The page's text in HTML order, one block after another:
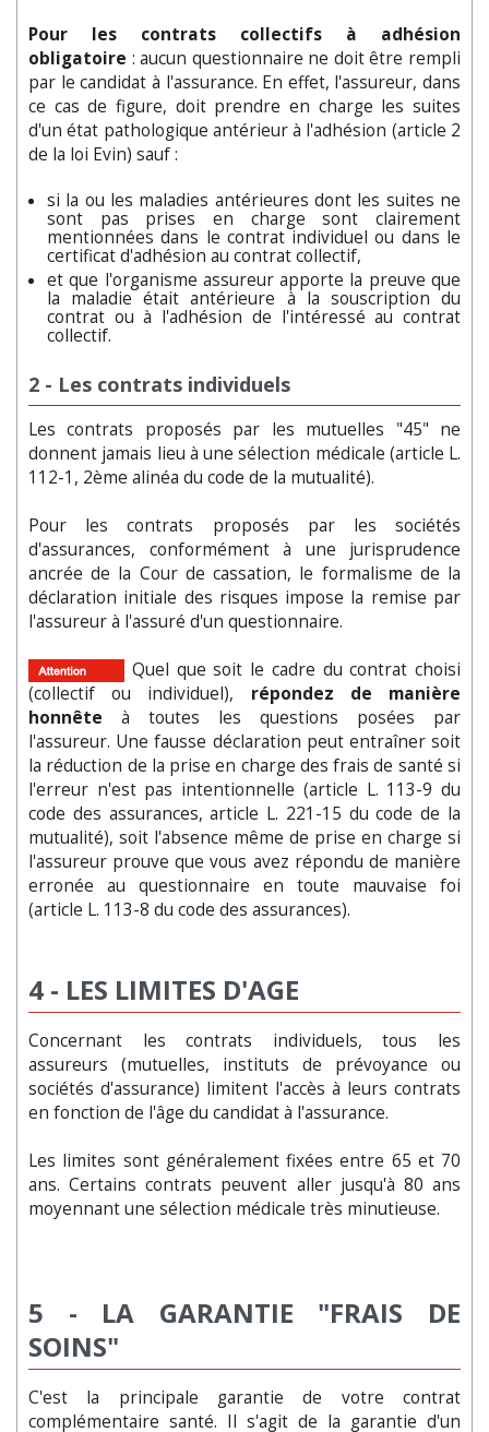
Pour les contrats collectifs à adhésion
obligatoire : aucun questionnaire ne doit être rempli
par le candidat à l'assurance. En effet, l'assureur, dans
ce cas de figure, doit prendre en charge les suites
d'un état pathologique antérieur à l'adhésion (article 2
de la loi Evin) sauf :
si la ou les maladies antérieures dont les suites ne
sont pas prises en charge sont clairement
mentionnées dans le contrat individuel ou dans le
certificat d'adhésion au contrat collectif,
et que l'organisme assureur apporte la preuve que
la maladie était antérieure à la souscription du
contrat ou à l'adhésion de l'intéressé au contrat
collectif.
2 - Les contrats individuels
Les contrats proposés par les mutuelles "45" ne
donnent jamais lieu à une sélection médicale (article L.
112-1, 2ème alinéa du code de la mutualité).
Pour les contrats proposés par les sociétés
d'assurances, conformément à une jurisprudence
ancrée de la Cour de cassation, le formalisme de la
déclaration initiale des risques impose la remise par
l'assureur à l'assuré d'un questionnaire.
Quel que soit le cadre du contrat choisi
(collectif ou individuel), répondez de manière
honnête à toutes les questions posées par
l'assureur. Une fausse déclaration peut entraîner soit
la réduction de la prise en charge des frais de santé si
l'erreur n'est pas intentionnelle (article L. 113-9 du
code des assurances, article L. 221-15 du code de la
mutualité), soit l'absence même de prise en charge si
l'assureur prouve que vous avez répondu de manière
erronée au questionnaire en toute mauvaise foi
(article L. 113-8 du code des assurances).
4 - LES LIMITES D'AGE
Concernant les contrats individuels, tous les
assureurs (mutuelles, instituts de prévoyance ou
sociétés d'assurance) limitent l'accès à leurs contrats
en fonction de l'âge du candidat à l'assurance.
Les limites sont généralement fixées entre 65 et 70
ans. Certains contrats peuvent aller jusqu'à 80 ans
moyennant une sélection médicale très minutieuse.
5 - LA GARANTIE "FRAIS DE
SOINS"
C'est la principale garantie de votre contrat
complémentaire santé. Il s'agit de la garantie d'un